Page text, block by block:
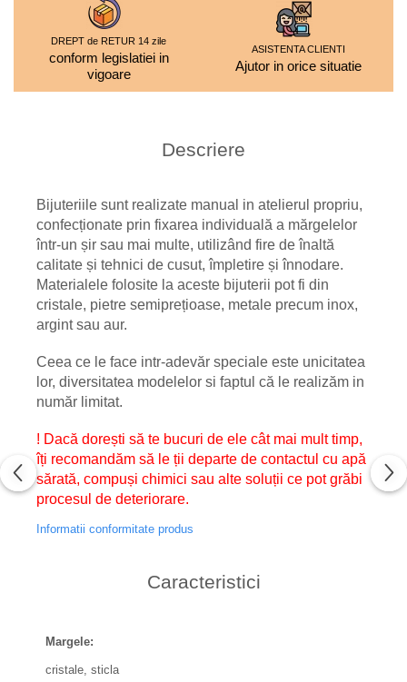
DREPT de RETUR 14 zile
conform legislatiei in
vigoare
ASISTENTA CLIENTI
Ajutor in orice situatie
Descriere
Bijuteriile sunt realizate manual in atelierul propriu,
confecționate prin fixarea individuală a mărgelelor
într-un șir sau mai multe, utilizând fire de înaltă
calitate și tehnici de cusut, împletire și înnodare.
Materialele folosite la aceste bijuterii pot fi din
cristale, pietre semiprețioase, metale precum inox,
argint sau aur.
Ceea ce le face intr-adevăr speciale este unicitatea
lor, diversitatea modelelor si faptul că le realizăm in
număr limitat.
! Dacă dorești să te bucuri de ele cât mai mult timp,
îți recomandăm să le ții departe de contactul cu apă
sărată, compuși chimici sau alte soluții ce pot grăbi
procesul de deteriorare.
Informatii conformitate produs
Caracteristici
Margele:
cristale, sticla